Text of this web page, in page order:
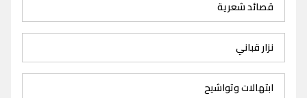
قصائد شعرية
نزار قباني
ابتهالات وتواشيح